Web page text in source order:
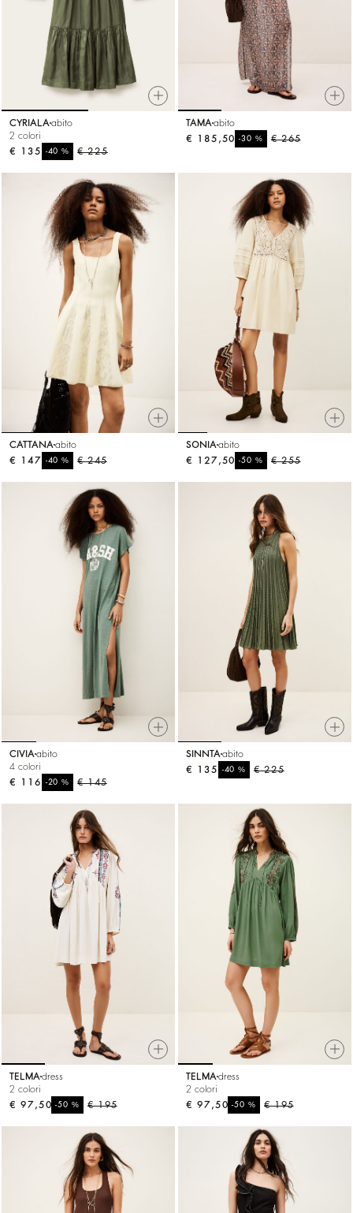
CYRIALA abito
2 colori
€ 225
-40%
€ 135
TAMA abito
€ 265
-30%
€ 185,50
CATTANA abito
€ 245
-40%
€ 147
SONIA abito
€ 255
-50%
€ 127,50
CIVIA abito
4 colori
€ 145
-20%
€ 116
SINNTA abito
€ 225
-40%
€ 135
TELMA dress
2 colori
€ 195
-50%
€ 97,50
TELMA dress
2 colori
€ 195
-50%
€ 97,50